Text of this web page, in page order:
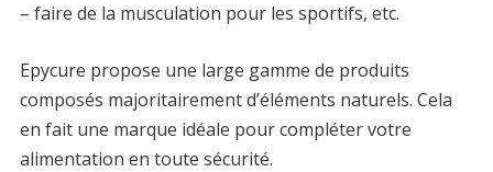
– faire de la musculation pour les sportifs, etc.
Epycure propose une large gamme de produits
composés majoritairement d’éléments naturels. Cela
en fait une marque idéale pour compléter votre
alimentation en toute sécurité.